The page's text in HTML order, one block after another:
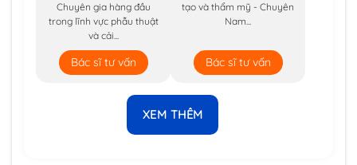
Chuyên gia hàng đầu
trong lĩnh vực phẫu thuật
và cải...
Bác sĩ tư vấn
tạo và thẩm mỹ - Chuyên
Nam...
Bác sĩ tư vấn
XEM THÊM